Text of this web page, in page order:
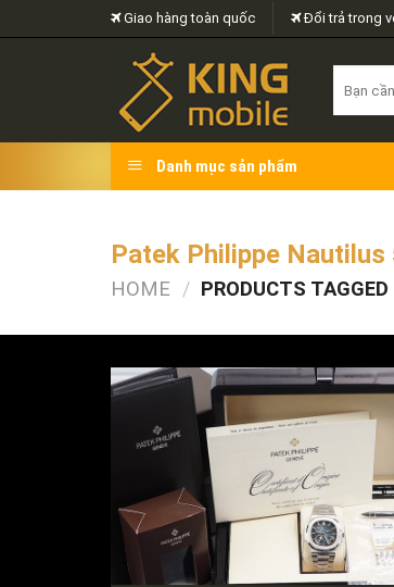
to
Giao hàng toàn quốc Đổi trả trong
for:
Danh mục sản phẩm
Patek Philippe Nautilus
HOME / PRODUCTS